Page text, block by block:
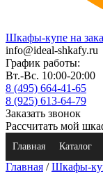
Шкафы-купе на
info@ideal-shkafy.ru
График работы:
Вт.-Вс. 10:00-20:00
8 (495) 664-41-65
8 (925) 613-64-79
Заказать звонок
Рассчитать мой
Главная Каталог
Главная /Шкафы-